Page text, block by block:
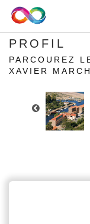
PROFIL
PARCOUREZ
XAVIER